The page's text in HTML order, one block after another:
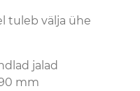
tuleb välja ühe
jalad
mm